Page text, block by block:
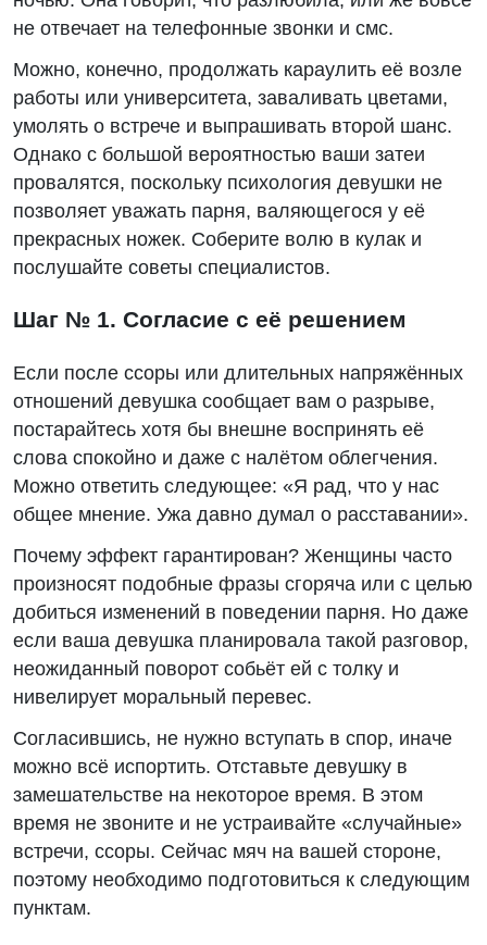
не отвечает на телефонные звонки и смс.
Можно, конечно, продолжать караулить её возле
работы или университета, заваливать цветами,
умолять о встрече и выпрашивать второй шанс.
Однако с большой вероятностью ваши затеи
провалятся, поскольку психология девушки не
позволяет уважать парня, валяющегося у её
прекрасных ножек. Соберите волю в кулак и
послушайте советы специалистов.
Шаг № 1. Согласие с её решением
Если после ссоры или длительных напряжённых
отношений девушка сообщает вам о разрыве,
постарайтесь хотя бы внешне воспринять её
слова спокойно и даже с налётом облегчения.
Можно ответить следующее: «Я рад, что у нас
общее мнение. Ужа давно думал о расставании».
Почему эффект гарантирован? Женщины часто
произносят подобные фразы сгоряча или с целью
добиться изменений в поведении парня. Но даже
если ваша девушка планировала такой разговор,
неожиданный поворот собьёт ей с толку и
нивелирует моральный перевес.
Согласившись, не нужно вступать в спор, иначе
можно всё испортить. Отставьте девушку в
замешательстве на некоторое время. В этом
время не звоните и не устраивайте «случайные»
встречи, ссоры. Сейчас мяч на вашей стороне,
поэтому необходимо подготовиться к следующим
пунктам.